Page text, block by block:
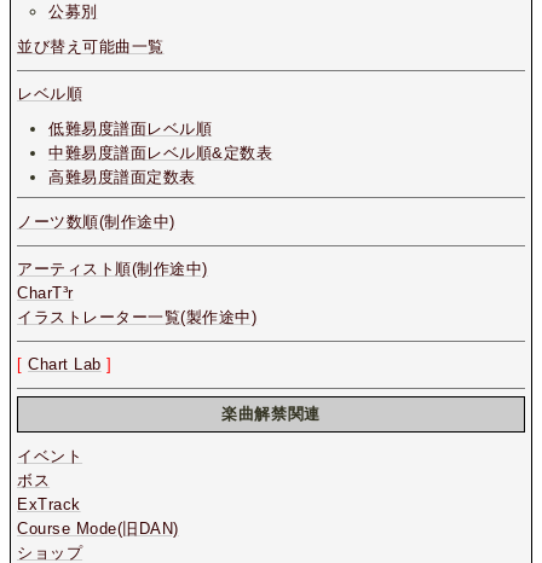
公募別
並び替え可能曲一覧
レベル順
低難易度譜面レベル順
中難易度譜面レベル順&定数表
高難易度譜面定数表
ノーツ数順(制作途中)
アーティスト順(制作途中)
CharT³r
イラストレーター一覧(製作途中)
[Chart Lab ]
楽曲解禁関連
イベント
ボス
ExTrack
Course Mode(旧DAN)
ショップ